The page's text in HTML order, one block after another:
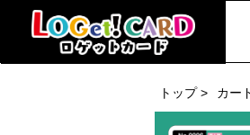
トップ > カー